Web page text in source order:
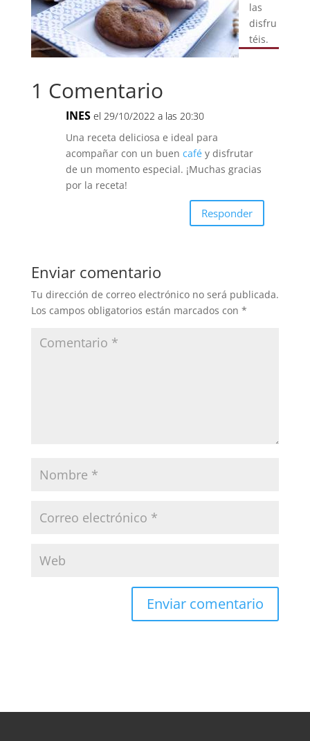
las
disfru
téis.
1 Comentario
INES el 29/10/2022 a las 20:30
Una receta deliciosa e ideal para
acompañar con un buen caféy disfrutar
de un momento especial. ¡Muchas gracias
por la receta!
Responder
Enviar comentario
Tu dirección de correo electrónico no será publicada.
Los campos obligatorios están marcados con *